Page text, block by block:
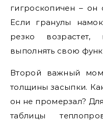
гигроскопичен – он
Если гранулы
резко возрастет,
выполнять свою
Второй важный
толщины засыпки.
он не промерзал?
таблицы